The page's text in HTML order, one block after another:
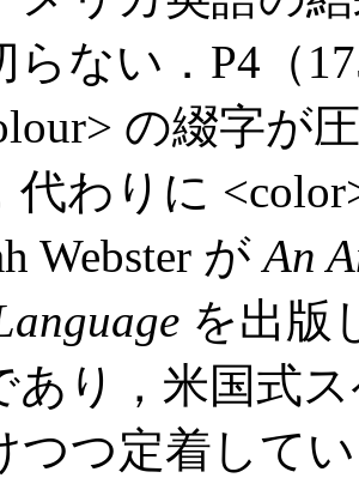
らない．P4（
の綴字が
代わりに
Webster がAn
を出版
あり，米国式
つつ定着して